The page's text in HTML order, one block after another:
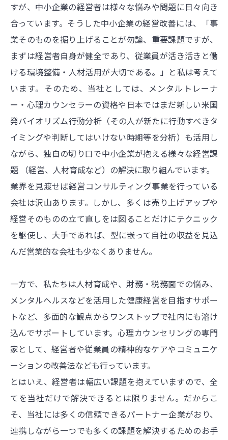
すが、中小企業の経営者は様々な悩みや問題に日々向き
合っています。そうした中小企業の経営改善には、「事
業そのものを掘り上げることが勿論、重要課題ですが、
まずは経営者自身が健全であり、従業員が活き活きと働
ける環境整備・人材活用が大切である。」と私は考えて
います。そのため、当社としては、メンタルトレーナ
ー・心理カウンセラーの資格や日本ではまだ新しい米国
発バイオリズム行動分析（その人が新たに行動すべきタ
イミングや判断してはいけない時期等を分析）も活用し
ながら、独自の切り口で中小企業が抱える様々な経営課
題 （経営、人材育成など）の解決に取り組んでいます。
業界を見渡せば経営コンサルティング事業を行っている
会社は沢山あります。しかし、多くは売り上げアップや
経営そのものの立て直しをは図ることだけにテクニック
を駆使し、大手であれば、型に嵌って自社の収益を見込
んだ営業的な会社も少なくありません。
一方で、私たちは人材育成や、財務・税務面での悩み、
メンタルヘルスなどを活用した健康経営を目指すサポー
トなど、多面的な観点からワンストップで社内にも溶け
込んでサポートしています。心理カウンセリングの専門
家として、経営者や従業員の精神的なケアやコミュニケ
ーションの改善法なども行っています。
とはいえ、経営者は幅広い課題を抱えていますので、全
てを当社だけで解決できるとは限りません。だからこ
そ、当社には多くの信頼できるパートナー企業がおり、
連携しながら一つでも多くの課題を解決するためのお手